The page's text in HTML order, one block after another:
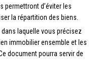
permettront d’éviter les
la répartition des biens.
dans laquelle vous précisez
immobilier ensemble et les
document pourra servir de